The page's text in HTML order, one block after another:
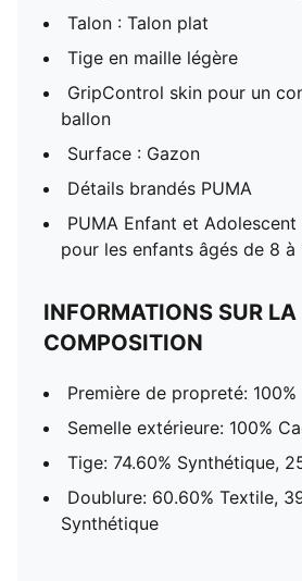
Talon : Talon plat
Tige en maille légère
GripControl skin pour un
ballon
Surface : Gazon
Détails brandés PUMA
PUMA Enfant et
pour les enfants âgés de 8 à
INFORMATIONS SUR LA
COMPOSITION
Première de propreté:
Semelle extérieure: 100%
Tige: 74.60% Synthétique,
Doublure: 60.60% Textile,
Synthétique